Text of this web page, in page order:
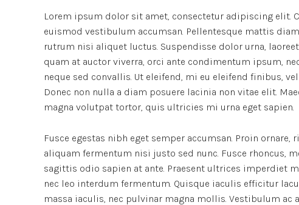
Lorem ipsum dolor sit amet, consectetur adipiscing elit.
euismod vestibulum accumsan. Pellentesque mattis
rutrum nisi aliquet luctus. Suspendisse dolor urna,
quam at auctor viverra, orci ante condimentum ipsum,
neque sed convallis. Ut eleifend, mi eu eleifend finibus,
Donec non nulla a diam posuere lacinia non vitae elit.
magna volutpat tortor, quis ultricies mi urna eget sapien.
Fusce egestas nibh eget semper accumsan. Proin
aliquam fermentum nisi justo sed nunc. Fusce rhoncus,
sagittis odio sapien at ante. Praesent ultrices imperdiet
nec leo interdum fermentum. Quisque iaculis efficitur
massa iaculis, nec pulvinar magna mollis. Vestibulum